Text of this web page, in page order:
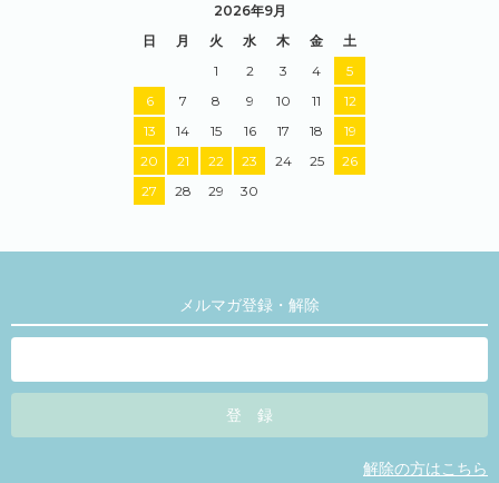
2026年9月
日
月 火 水 木 金
土
1
2 3 4
5
6
7 8 9 10 11
12
13
14 15 16 17 18
19
20
21 22 23 24 25
26
27
28 29 30
メルマガ登録・解除
解除の方はこちら